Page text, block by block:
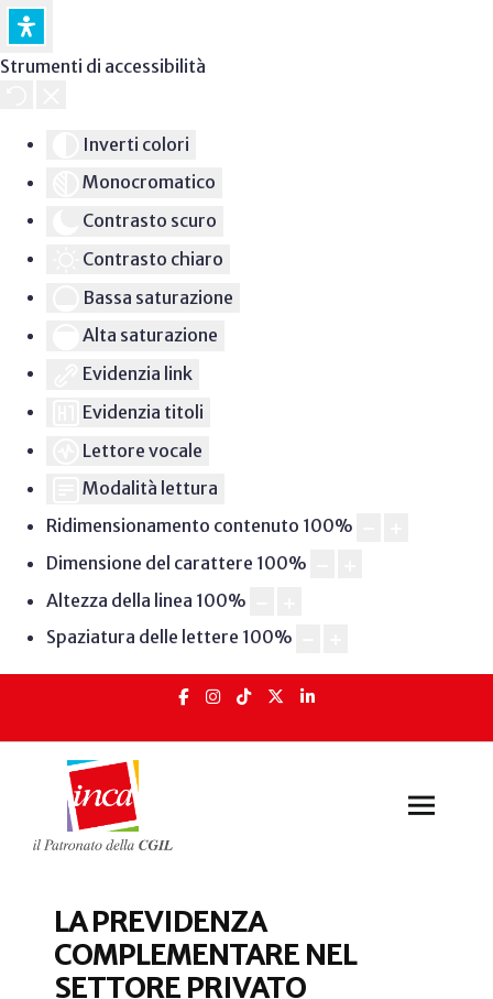
Strumenti di accessibilità
Inverti colori
Monocromatico
Contrasto scuro
Contrasto chiaro
Bassa saturazione
Alta saturazione
Evidenzia link
Evidenzia titoli
Lettore vocale
Modalità lettura
Ridimensionamento contenuto 100%
Dimensione del carattere 100%
Altezza della linea 100%
Spaziatura delle lettere 100%
LA PREVIDENZA
COMPLEMENTARE NEL
SETTORE PRIVATO